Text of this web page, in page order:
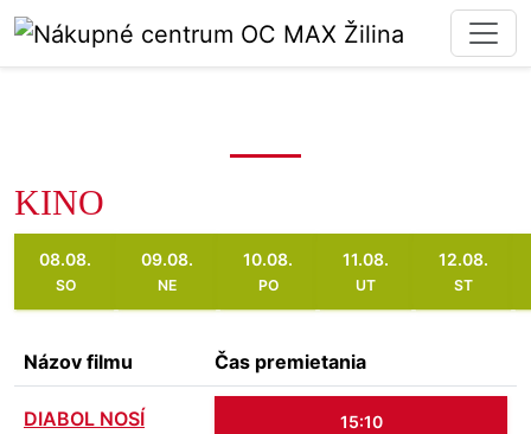
KINO
08.08.
SO
09.08.
NE
10.08.
PO
11.08.
UT
12.08.
ST
Názov filmu Čas premietania
DIABOL NOSÍ
15:10